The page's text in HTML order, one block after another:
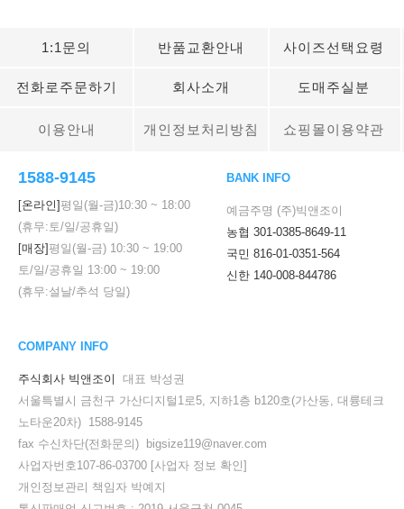
1:1문의 반품교환안내 사이즈선택요령
전화로주문하기 회사소개 도매주실분
이용안내 개인정보처리방침 쇼핑몰이용약관
1588-9145
[온라인]평일(월-금)10:30 ~ 18:00
(휴무:토/일/공휴일)
[매장]평일(월-금) 10:30 ~ 19:00
토/일/공휴일 13:00 ~ 19:00
(휴무:설날/추석 당일)
BANK INFO
예금주명 (주)빅앤조이
농협 301-0385-8649-11
국민 816-01-0351-564
신한 140-008-844786
COMPANY INFO
주식회사 빅앤조이
대표 박성권
서울특별시 금천구 가산디지털1로5, 지하1층 b120호(가산동, 대륭테크
노타운20차) 1588-9145
fax 수신차단(전화문의) bigsize119@naver.com
사업자번호107-86-03700 [사업자 정보 확인]
개인정보관리 책임자 박예지